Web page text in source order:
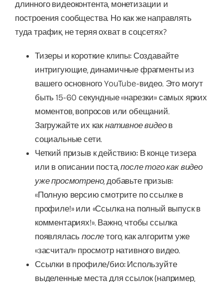
длинного видеоконтента, монетизации и
построения сообщества. Но как же направлять
туда трафик, не теряя охват в соцсетях?
Тизеры и короткие клипы:Создавайте
интригующие, динамичные фрагменты из
вашего основного YouTube-видео. Это могут
быть 15-60 секундные «нарезки» самых ярких
моментов, вопросов или обещаний.
Загружайте их какнативное видеов
социальные сети.
Четкий призыв к действию:В конце тизера
или в описании поста,после того как видео
уже просмотрено, добавьте призыв:
«Полную версию смотрите по ссылке в
профиле!» или «Ссылка на полный выпуск в
комментариях!». Важно, чтобы ссылка
появляласьпослетого, как алгоритм уже
«засчитал» просмотр нативного видео.
Ссылки в профиле/био:Используйте
выделенные места для ссылок (например,